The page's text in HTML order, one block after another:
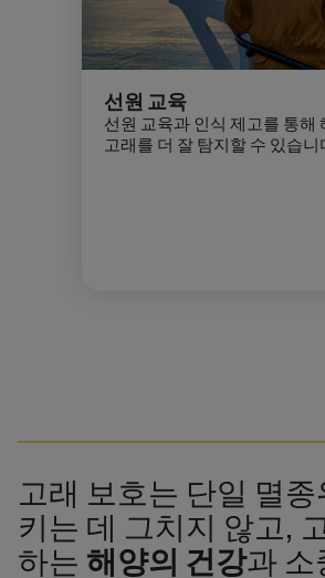
선원 교육
선원 교육과 인식 제고를 통해
고래를 더 잘 탐지할 수 있습니
고래 보호는 단일 멸종
키는 데 그치지 않고,
하는 해양의 건강과 소